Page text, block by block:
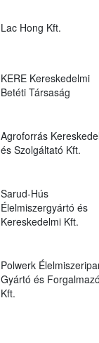
Lac Hong Kft.
KERE Kereskedelmi
Betéti Társaság
Agroforrás
és Szolgáltató Kft.
Sarud-Hús
Élelmiszergyártó és
Kereskedelmi Kft.
Polwerk
Gyártó és
Kft.